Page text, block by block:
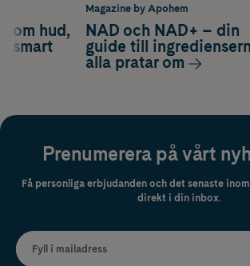
om hud,
smart
Magazine by Apohem
NAD och NAD+ – din
guide till
alla pratar om
Prenumerera på vårt
Få personliga erbjudanden och det senaste
direkt i din inbox.
Fyll i mailadress